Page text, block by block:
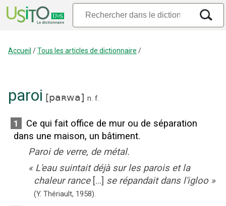
Accueil /Tous les articles de dictionnaire /
paroi [paʀwa] n. f.
1
Ce qui fait office de mur ou de séparation
dans une maison, un bâtiment.
Paroi de verre, de métal.
« L'eau suintait déjà sur les parois et la
chaleur rance [...] se répandait dans l'igloo »
(Y. Thériault, 1958).